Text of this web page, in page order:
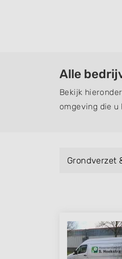
Alle
Bekijk
omgeving die
Grondverzet